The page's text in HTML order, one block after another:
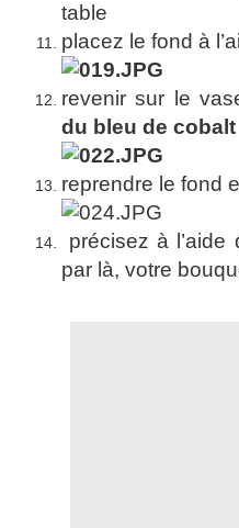
table
placez le fond à
revenir sur le
du bleu de cobalt
reprendre le fond
précisez à
par là, votre